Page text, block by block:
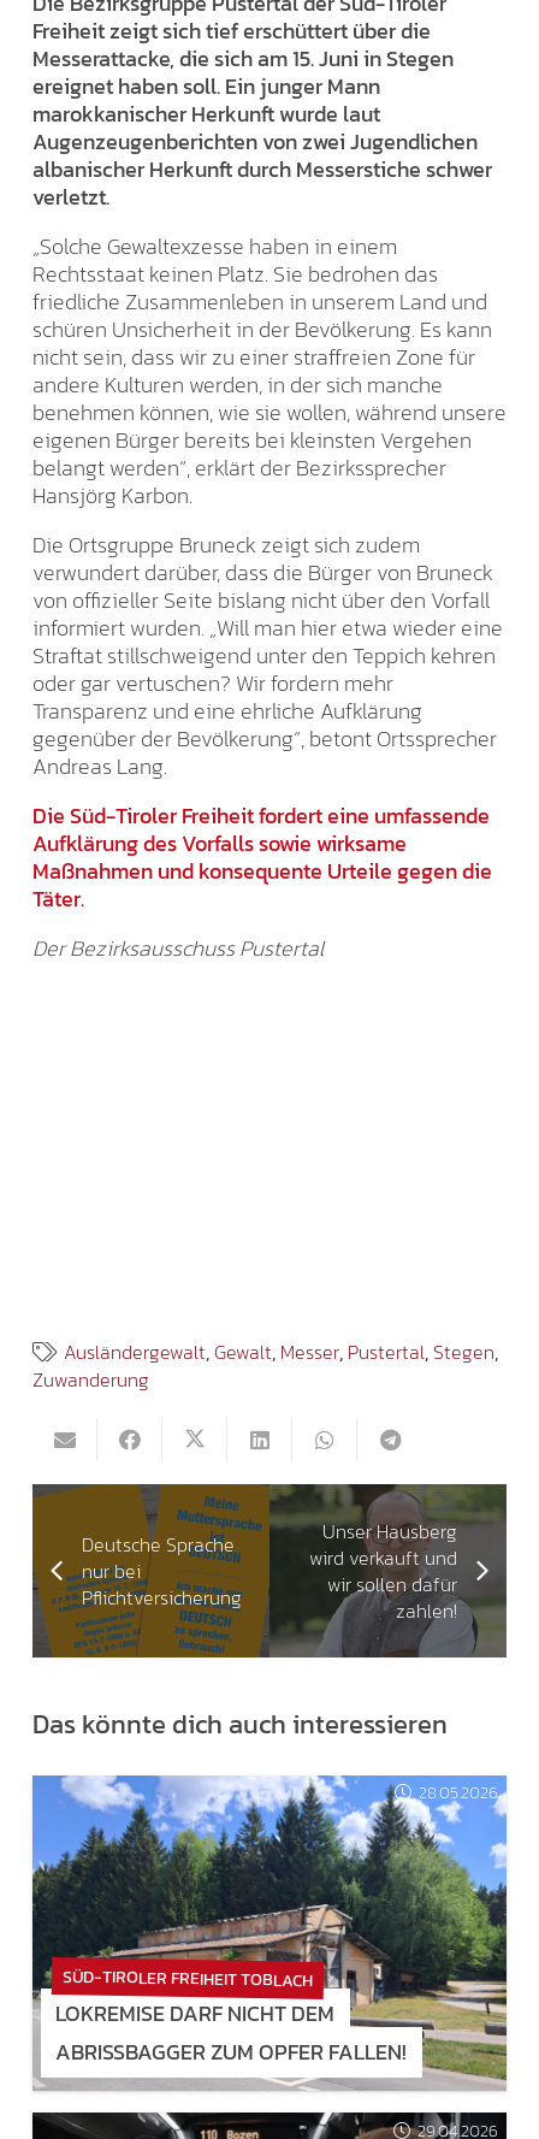
Freiheit zeigt sich tief erschüttert über die
Messerattacke, die sich am 15. Juni in Stegen
ereignet haben soll. Ein junger Mann
marokkanischer Herkunft wurde laut
Augenzeugenberichten von zwei Jugendlichen
albanischer Herkunft durch Messerstiche schwer
verletzt.
„Solche Gewaltexzesse haben in einem
Rechtsstaat keinen Platz. Sie bedrohen das
friedliche Zusammenleben in unserem Land und
schüren Unsicherheit in der Bevölkerung. Es kann
nicht sein, dass wir zu einer straffreien Zone für
andere Kulturen werden, in der sich manche
benehmen können, wie sie wollen, während unsere
eigenen Bürger bereits bei kleinsten Vergehen
belangt werden“, erklärt der Bezirkssprecher
Hansjörg Karbon.
Die Ortsgruppe Bruneck zeigt sich zudem
verwundert darüber, dass die Bürger von Bruneck
von offizieller Seite bislang nicht über den Vorfall
informiert wurden. „Will man hier etwa wieder eine
Straftat stillschweigend unter den Teppich kehren
oder gar vertuschen? Wir fordern mehr
Transparenz und eine ehrliche Aufklärung
gegenüber der Bevölkerung“, betont Ortssprecher
Andreas Lang.
Die Süd-Tiroler Freiheit fordert eine umfassende
Aufklärung des Vorfalls sowie wirksame
Maßnahmen und konsequente Urteile gegen die
Täter.
Der Bezirksausschuss Pustertal
Ausländergewalt,Gewalt, Messer, Pustertal, Stegen,
Zuwanderung
Deutsche Sprache
nur bei
Pflichtversicherung
Unser Hausberg
wird verkauft und
wir sollen dafür
zahlen!
Das könnte dich auch interessieren
28.05.2026
SÜD-TIROLER FREIHEIT TOBLACH
LOKREMISE DARF NICHT DEM
ABRISSBAGGER ZUM OPFER FALLEN!
29.04.2026